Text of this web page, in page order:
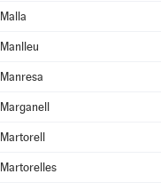
Malla
Manlleu
Manresa
Marganell
Martorell
Martorelles